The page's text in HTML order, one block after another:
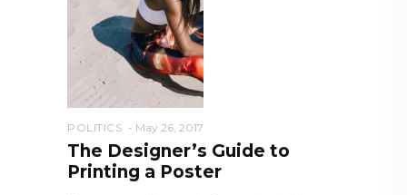
POLITICS May 26, 2017
The Designer’s Guide to
Printing a Poster